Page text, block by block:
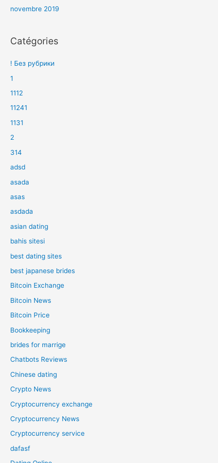
novembre 2019
Catégories
! Без рубрики
1
1112
11241
1131
2
314
adsd
asada
asas
asdada
asian dating
bahis sitesi
best dating sites
best japanese brides
Bitcoin Exchange
Bitcoin News
Bitcoin Price
Bookkeeping
brides for marrige
Chatbots Reviews
Chinese dating
Crypto News
Cryptocurrency exchange
Cryptocurrency News
Cryptocurrency service
dafasf